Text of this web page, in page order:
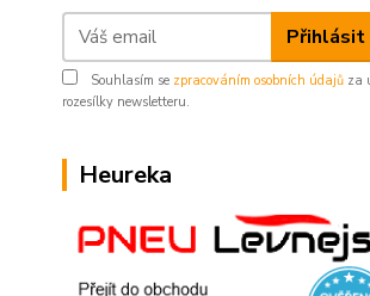
Přihlásit
Souhlasím se zpracováním osobních údajů za
rozesílky newsletteru.
Heureka